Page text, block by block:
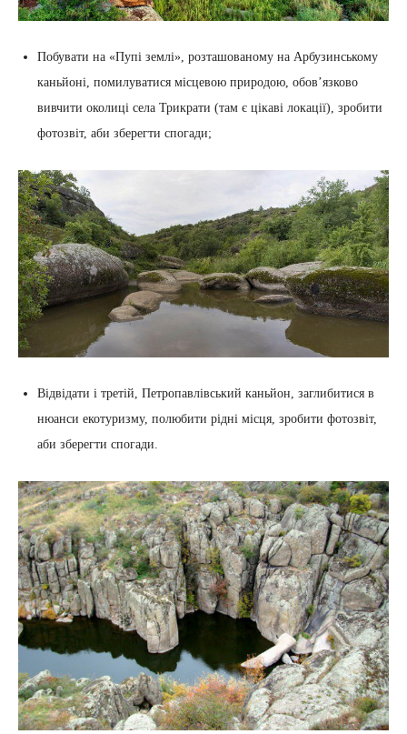
Побувати на «Пупі землі», розташованому на Арбузинському
каньйоні, помилуватися місцевою природою, обов’язково
вивчити околиці села Трикрати (там є цікаві локації), зробити
фотозвіт, аби зберегти спогади;
Відвідати і третій, Петропавлівський каньйон, заглибитися в
нюанси екотуризму, полюбити рідні місця, зробити фотозвіт,
аби зберегти спогади.